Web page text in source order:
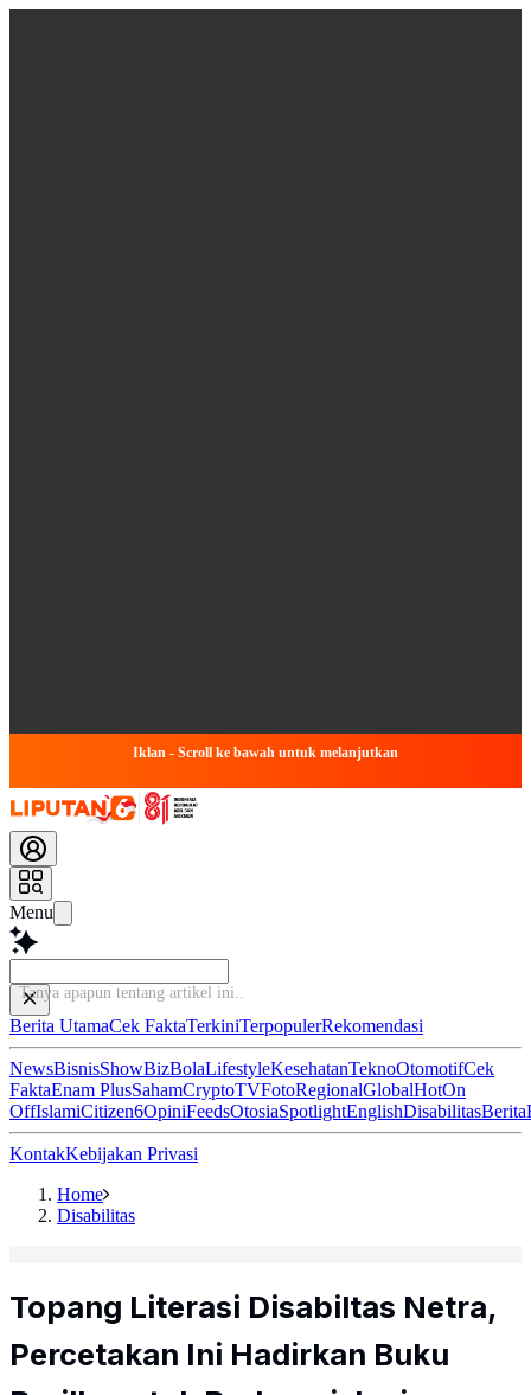
Iklan - Scroll ke bawah untuk melanjutkan
Menu
Tanya apapun tenta
Berita UtamaCek FaktaTerkiniTerpopulerRekomendasi
NewsBisnisShowBizBolaLifestyleKesehatanTeknoOtomotifCek
FaktaEnam PlusSahamCryptoTVFotoRegionalGlobalHotOn
OffIslamiCitizen6OpiniFeedsOtosiaSpotlightEnglishDisabilitasBerita
KontakKebijakan Privasi
Home
Disabilitas
Topang Literasi Disabiltas Netra,
Percetakan Ini Hadirkan Buku